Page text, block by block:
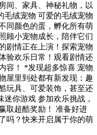
间、家具、神秘礼物，以
毛绒宠物 可爱的毛绒宠物
同颜色的蛋，孵化所有萌
顾小宠物成长，陪伴它们
剧情正在上演！探索宠物
验欢乐日常！观看剧情还
容！ *发现超多惊喜 宠物
屋里到处都有新发现：趣
玩具、可爱装饰，甚至还
你游戏 参加欢乐挑战，
取超酷奖励！ 准备好进
吗？快来开启属于你的萌